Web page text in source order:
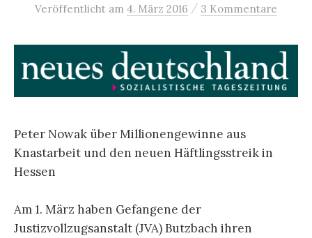
Veröffentlicht am 4. März 2016 / 3 Kommentare
Peter Nowak über Millionengewinne aus
Knastarbeit und den neuen Häftlingsstreik in
Hessen
Am 1. März haben Gefangene der
Justizvollzugsanstalt (JVA) Butzbach ihren